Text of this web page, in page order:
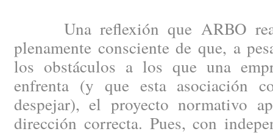
Una reflexión que ARBO
plenamente consciente de que, a
los obstáculos a los que una
enfrenta (y que esta asociación
despejar), el proyecto normativo
dirección correcta. Pues, con